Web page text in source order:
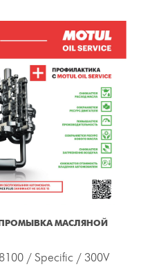
МАСЛЯНОЙ
/ Specific / 300V